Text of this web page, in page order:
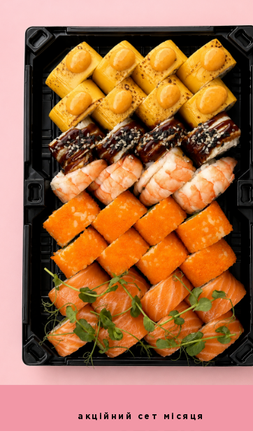
з іншими акційними пропозиціями!
до яких ми визначаємо час приїзду кур'єра та
мінімальному замовленні350 грн.
+ 80 грн вартість доставки. Вчервону зону
акційний сет місяця